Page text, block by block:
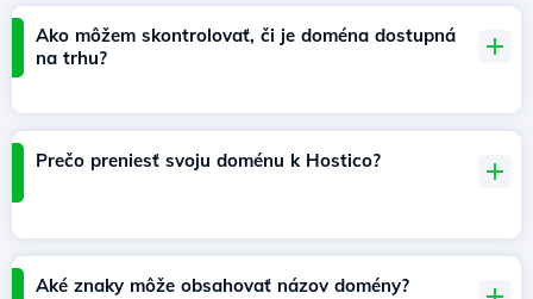
Ako môžem skontrolovať, či je doména dostupná
na trhu?
Prečo preniesť svoju doménu k Hostico?
Aké znaky môže obsahovať názov domény?